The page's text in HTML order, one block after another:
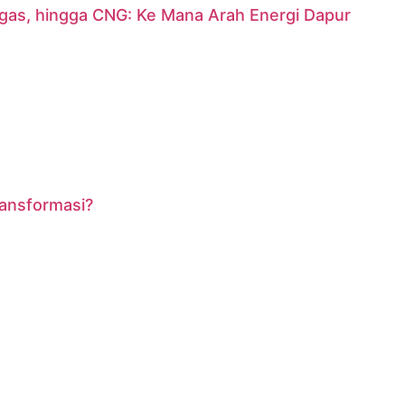
hingga CNG: Ke Mana Arah Energi Dapur